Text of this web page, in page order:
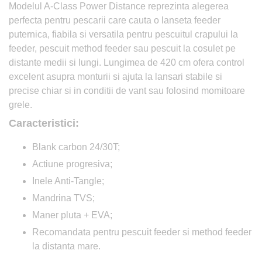
Modelul A-Class Power Distance reprezinta alegerea
perfecta pentru pescarii care cauta o lanseta feeder
puternica, fiabila si versatila pentru pescuitul crapului la
feeder, pescuit method feeder sau pescuit la cosulet pe
distante medii si lungi. Lungimea de 420 cm ofera control
excelent asupra monturii si ajuta la lansari stabile si
precise chiar si in conditii de vant sau folosind momitoare
grele.
Caracteristici:
Blank carbon 24/30T;
Actiune progresiva;
Inele Anti-Tangle;
Mandrina TVS;
Maner pluta + EVA;
Recomandata pentru pescuit feeder si method feeder
la distanta mare.